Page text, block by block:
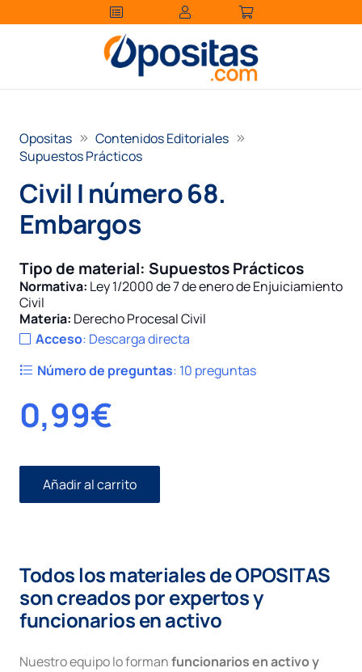
Opositas
Contenidos Editoriales
Supuestos Prácticos
Civil I número 68.
Embargos
Tipo de material: Supuestos Prácticos
Normativa: Ley 1/2000 de 7 de enero de Enjuiciamiento
Civil
Materia: Derecho Procesal Civil
Acceso: Descarga directa
Número de preguntas: 10 preguntas
0,99€
Civil
I
cantidad
Añadir al carrito
Todos los materiales de OPOSITAS
son creados por expertos y
funcionarios en activo
Nuestro equipo lo formanfuncionarios en activo y